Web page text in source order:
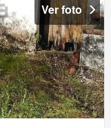
Ver foto